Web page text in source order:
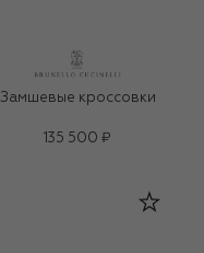
Замшевые кроссовки
135 500 ₽